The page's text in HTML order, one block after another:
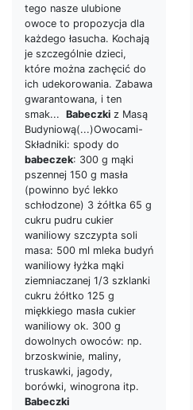
tego nasze ulubione
owoce to propozycja dla
każdego łasucha. Kochają
je szczególnie dzieci,
które można zachęcić do
ich udekorowania. Zabawa
gwarantowana, i ten
smak... Babeczki z Masą
Budyniową(...)Owocami-
Składniki: spody do
babeczek: 300 g mąki
pszennej 150 g masła
(powinno być lekko
schłodzone) 3 żółtka 65 g
cukru pudru cukier
waniliowy szczypta soli
masa: 500 ml mleka budyń
waniliowy łyżka mąki
ziemniaczanej 1/3 szklanki
cukru żółtko 125 g
miękkiego masła cukier
waniliowy ok. 300 g
dowolnych owoców: np.
brzoskwinie, maliny,
truskawki, jagody,
borówki, winogrona itp.
Babeczki